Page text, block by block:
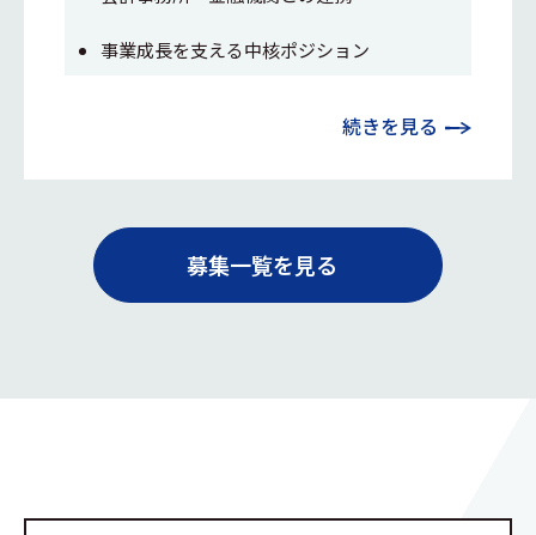
事業成長を支える中核ポジション
続きを見る
募集一覧を見る